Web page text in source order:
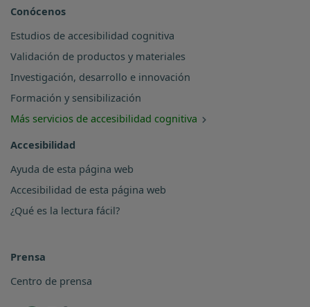
Conócenos
Estudios de accesibilidad cognitiva
Validación de productos y materiales
Investigación, desarrollo e innovación
Formación y sensibilización
Más servicios de accesibilidad cognitiva
Accesibilidad
Ayuda de esta página web
Accesibilidad de esta página web
¿Qué es la lectura fácil?
Prensa
Centro de prensa